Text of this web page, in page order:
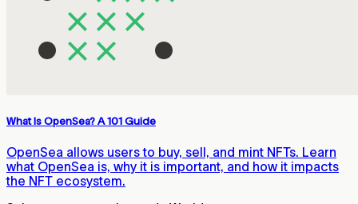
What Is OpenSea? A 101 Guide
OpenSea allows users to buy, sell, and mint NFTs. Learn
what OpenSea is, why it is important, and how it impacts
the NFT ecosystem.